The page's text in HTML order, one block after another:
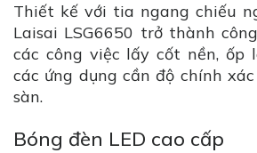
Thiết kế với tia ngang chiếu
Laisai LSG6650 trở thành
các công việc lấy cốt nền, ốp
các ứng dụng cần độ chính
sàn.
Bóng đèn LED cao cấp